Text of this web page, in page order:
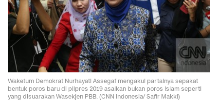
Waketum Demokrat Nurhayati Assegaf mengakui partainya sepakat
bentuk poros baru di pilpres 2019 asalkan bukan poros Islam seperti
yang disuarakan Wasekjen PBB. (CNN Indonesia/ Safir Makki)